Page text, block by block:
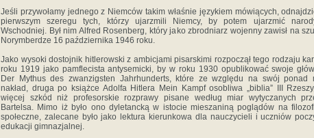
Jeśli przywołamy jednego z Niemców takim właśnie językiem mówiących,
pierwszym szeregu tych, którzy ujarzmili Niemcy, by potem ujarzmić
Wschodniej. Był nim Alfred Rosenberg, który jako zbrodniarz wojenny zawisł na
Norymberdze 16 października 1946 roku.
Jako wysoki dostojnik hitlerowski z ambicjami pisarskimi rozpoczął tego rodzaju
roku 1919 jako pamflecista antysemicki, by w roku 1930 opublikować swoje
Der Mythus des zwanzigsten Jahrhunderts, które ze względu na swój ponad
nakład, druga po książce Adolfa Hitlera Mein Kampf osobliwa „biblia” III
więcej szkód niż profesorskie rozprawy pisane według miar wytyczanych
Bartelsa. Mimo iż było ono dyletancką w istocie mieszaniną poglądów na
społeczne, zalecane było jako lektura kierunkowa dla nauczycieli i uczniów
edukacji gimnazjalnej.